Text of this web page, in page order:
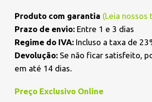
Produto com garantia (Leia nossos
Prazo de envio: Entre 1 e 3 dias
Regime do IVA: Incluso a taxa de
Devolução: Se não ficar satisfeito,
em até 14 dias.
Preço Exclusivo Online